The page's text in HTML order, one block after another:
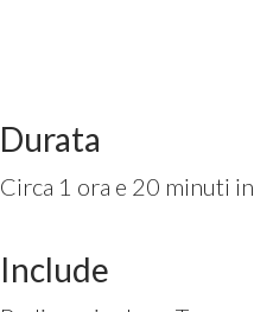
Durata
Circa 1 ora e 20 minuti
Include